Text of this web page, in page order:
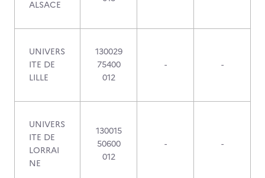
ALSACE
UNIVERS
ITE DE
LILLE
130029
75400
012
- -
UNIVERS
ITE DE
LORRAI
NE
130015
50600
012
- -